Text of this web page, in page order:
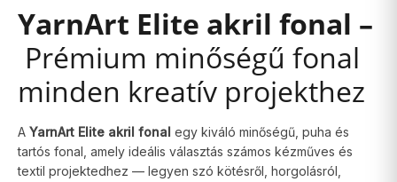
YarnArt Elite akril fonal –
Prémium minőségű fonal
minden kreatív projekthez
A YarnArt Elite akril fonal egy kiváló minőségű, puha és
tartós fonal, amely ideális választás számos kézműves és
textil projektedhez — legyen szó kötésről, horgolásról,